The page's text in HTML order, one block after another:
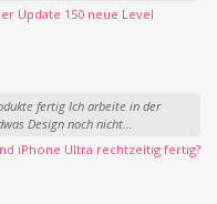
Update 150 neue Level
fertig Ich arbeite in der
Design noch nicht...
iPhone Ultra rechtzeitig fertig?